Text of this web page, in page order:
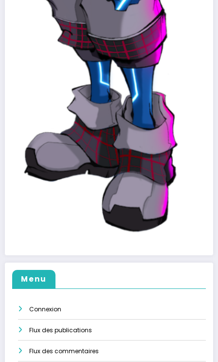
Menu
Connexion
Flux des publications
Flux des commentaires